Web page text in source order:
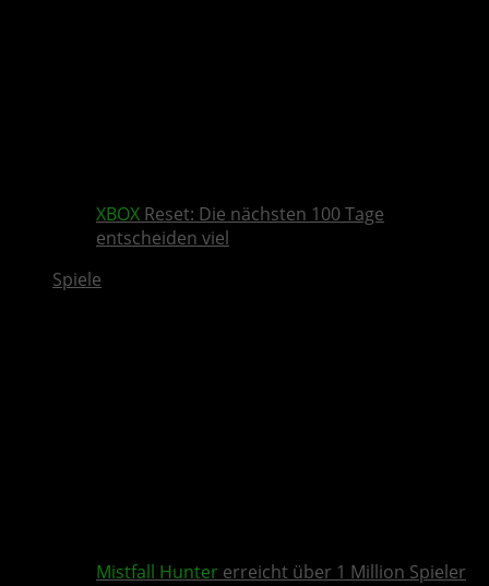
XBOX Reset: Die nächsten 100 Tage
entscheiden viel
Spiele
Mistfall Hunter erreicht über 1 Million Spieler